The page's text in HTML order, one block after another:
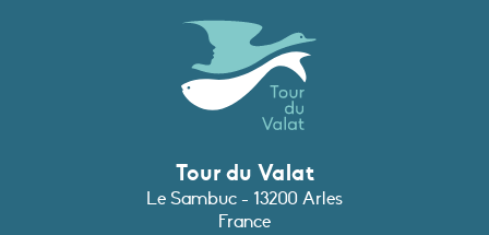
Tour du Valat
Le Sambuc - 13200 Arles
France